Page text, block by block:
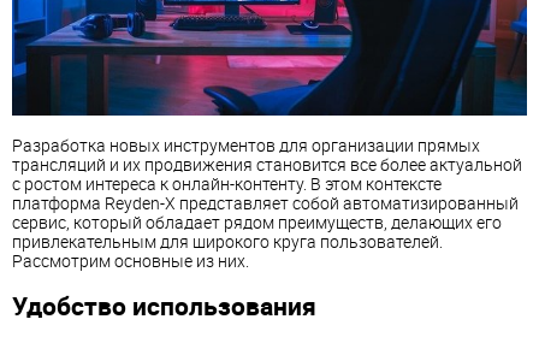
Разработка новых инструментов для организации прямых
трансляций и их продвижения становится все более актуальной
с ростом интереса к онлайн-контенту. В этом контексте
платформа Reyden-X представляет собой автоматизированный
сервис, который обладает рядом преимуществ, делающих его
привлекательным для широкого круга пользователей.
Рассмотрим основные из них.
Удобство использования